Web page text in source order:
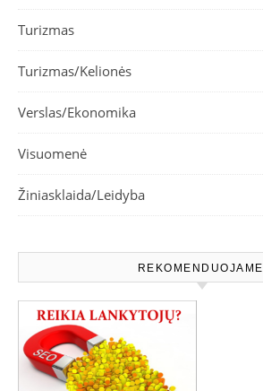
Turizmas
Turizmas/Kelionės
Verslas/Ekonomika
Visuomenė
Žiniasklaida/Leidyba
REKOMENDUOJAME